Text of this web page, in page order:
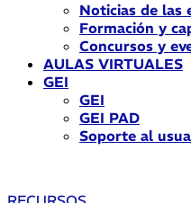
Noticias de las
Formación y
Concursos y
AULAS VIRTUALES
GEI
GEI
GEI PAD
Soporte al